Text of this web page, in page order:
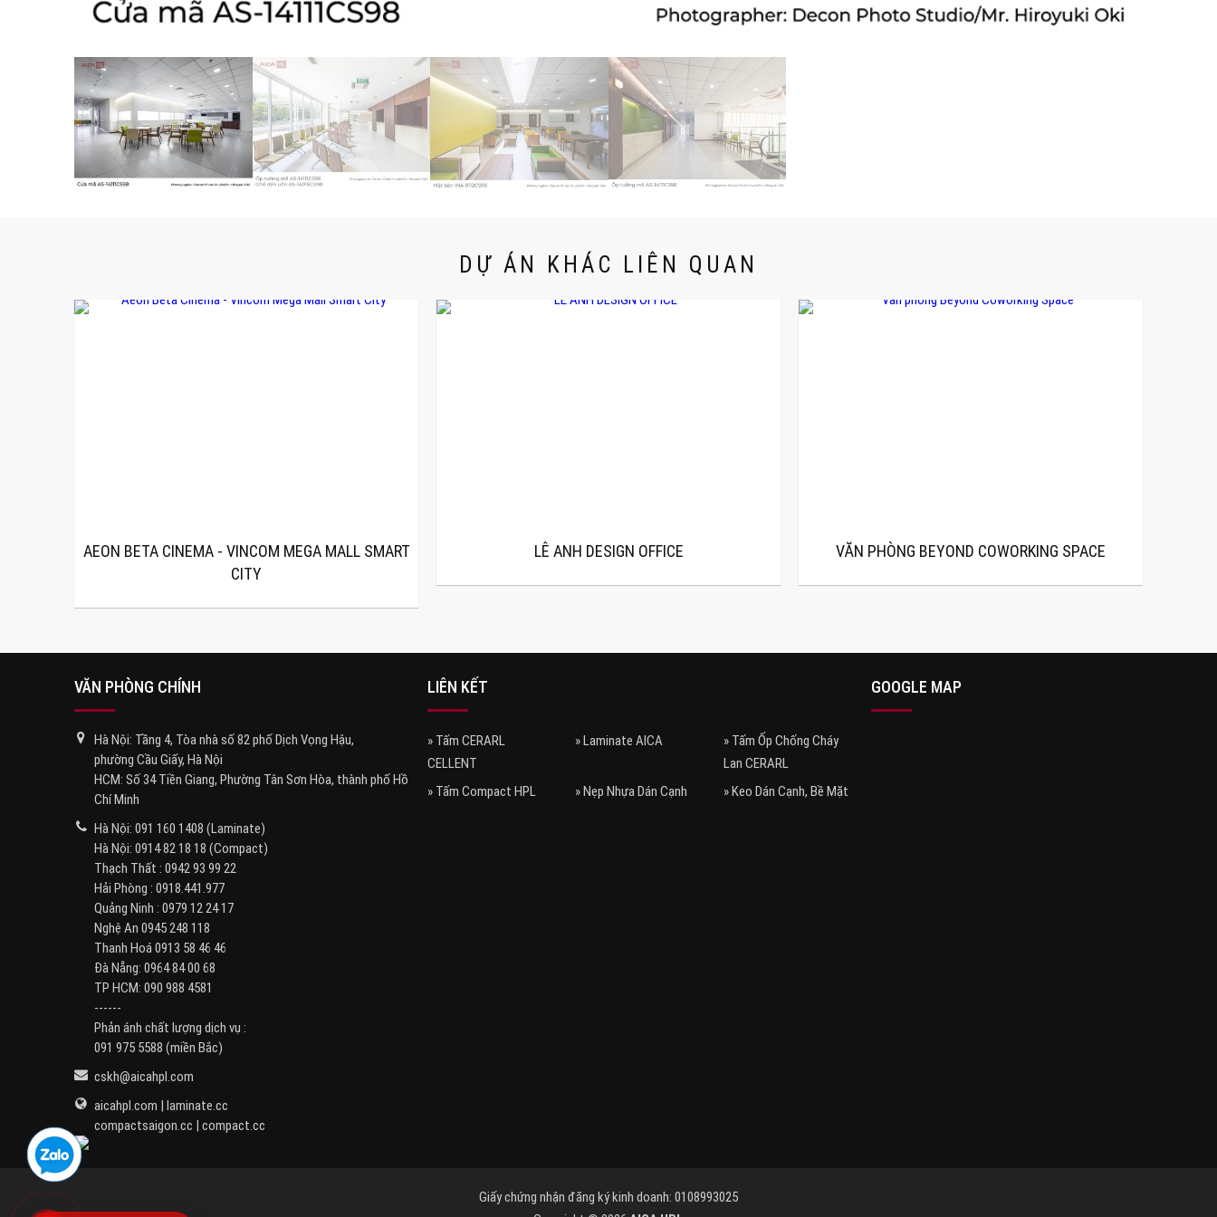
DỰ ÁN KHÁC LIÊN QUAN
AEON BETA CINEMA - VINCOM MEGA MALL SMART
CITY
LÊ ANH DESIGN OFFICE VĂN PHÒNG BEYOND COWORKING SPACE
VĂN PHÒNG CHÍNH
Hà Nội: Tầng 4, Tòa nhà số 82 phố Dịch Vọng Hậu,
phường Cầu Giấy, Hà Nội
HCM: Số 34 Tiền Giang, Phường Tân Sơn Hòa, thành phố Hồ
Chí Minh
Hà Nội: 091 160 1408 (Laminate)
Hà Nội: 0914 82 18 18 (Compact)
Thạch Thất : 0942 93 99 22
Hải Phòng : 0918.441.977
Quảng Ninh : 0979 12 24 17
Nghệ An 0945 248 118
Thanh Hoá0913 58 46 46
Đà Nẵng: 0964 84 00 68
TP HCM: 090 988 4581
------
Phản ánh chất lượng dịch vụ :
091 975 5588 (miền Bắc)
cskh@aicahpl.com
aicahpl.com
laminate.cc
compactsaigon.cc
compact.cc
LIÊN KẾT
» Tấm CERARL
CELLENT
» Laminate AICA
» Tấm Ốp Chống Cháy
Lan CERARL
» Tấm Compact HPL
» Nẹp Nhựa Dán Cạnh » Keo Dán Cạnh, Bề Mặt
GOOGLE MAP
Giấy chứng nhận đăng ký kinh doanh: 0108993025